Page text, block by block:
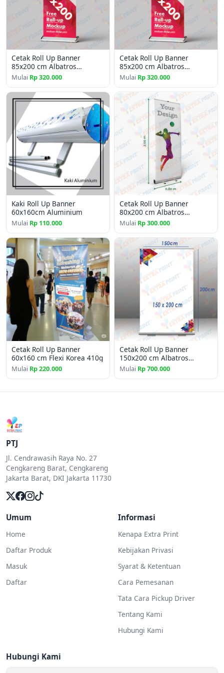
Cetak Roll Up Banner
85x200 cm Albatros
Laminating Matte
Mulai Rp 320.000
Cetak Roll Up Banner
85x200 cm Albatros
Laminating Glossy
Mulai Rp 320.000
Kaki Roll Up Banner
60x160cm Aluminium
Mulai Rp 110.000
Cetak Roll Up Banner
80x200 cm Albatros
Laminating Glossy
Mulai Rp 300.000
Cetak Roll Up Banner
60x160 cm Flexi Korea 410g
Mulai Rp 220.000
Cetak Roll Up Banner
150x200 cm Albatros
Laminating Matte
Mulai Rp 700.000
PTJ
Jl. Cendrawasih Raya No. 27
Cengkareng Barat, Cengkareng
Jakarta Barat, DKI Jakarta 11730
Umum
Home
Daftar Produk
Masuk
Daftar
Informasi
Kenapa Extra Print
Kebijakan Privasi
Syarat & Ketentuan
Cara Pemesanan
Tata Cara Pickup Driver
Tentang Kami
Hubungi Kami
Hubungi Kami